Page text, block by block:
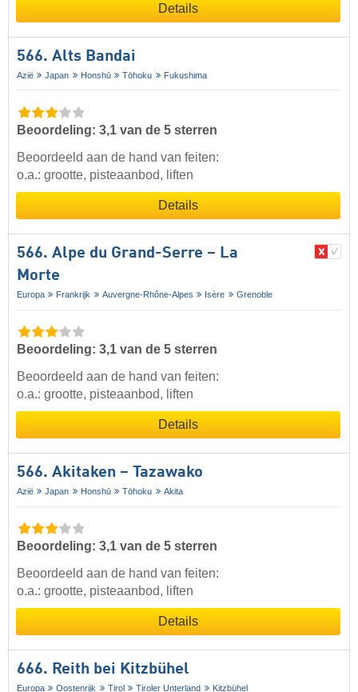
Details
566. Alts Bandai
Azië Japan Honshū Tōhoku Fukushima
Beoordeling: 3,1 van de 5 sterren
Beoordeeld aan de hand van feiten:
o.a.: grootte, pisteaanbod, liften
Details
566. Alpe du Grand-Serre – La
Morte
Europa Frankrijk Auvergne-Rhône-Alpes Isère Grenoble
Beoordeling: 3,1 van de 5 sterren
Beoordeeld aan de hand van feiten:
o.a.: grootte, pisteaanbod, liften
Details
566. Akitaken – Tazawako
Azië Japan Honshū Tōhoku Akita
Beoordeling: 3,1 van de 5 sterren
Beoordeeld aan de hand van feiten:
o.a.: grootte, pisteaanbod, liften
Details
666. Reith bei Kitzbühel
Europa Oostenrijk Tirol Tiroler Unterland
Kitzbühel